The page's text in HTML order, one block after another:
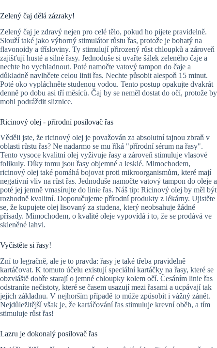
Zelený čaj dělá zázraky!
Zelený čaj je zdravý nejen pro celé tělo, pokud ho pijete pravidelně.
Slouží také jako výborný stimulátor růstu řas, protože je bohatý na
flavonoidy a třísloviny. Ty stimulují přirozený růst chloupků a zároveň
zajišťují husté a silné řasy. Jednoduše si uvařte šálek zeleného čaje a
nechte ho vychladnout. Poté namočte vatový tampon do čaje a
důkladně navlhčete celou linii řas. Nechte působit alespoň 15 minut.
Poté oko vypláchněte studenou vodou. Tento postup opakujte dvakrát
denně po dobu asi tří měsíců. Čaj by se neměl dostat do očí, protože by
mohl podráždit sliznice.
Ricinový olej - přírodní posilovač řas
Věděli jste, že ricinový olej je považován za absolutní tajnou zbraň v
oblasti růstu řas? Ne nadarmo se mu říká "přírodní sérum na řasy".
Tento vysoce kvalitní olej vyživuje řasy a zároveň stimuluje vlasové
folikuly. Díky tomu jsou řasy objemné a lesklé. Mimochodem,
ricinový olej také pomáhá bojovat proti mikroorganismům, které mají
negativní vliv na růst řas. Jednoduše namočte vatový tampon do oleje a
poté jej jemně vmasírujte do linie řas. Náš tip: Ricinový olej by měl být
rozhodně kvalitní. Doporučujeme přírodní produkty z lékárny. Ujistěte
se, že kupujete olej lisovaný za studena, který neobsahuje žádné
přísady. Mimochodem, o kvalitě oleje vypovídá i to, že se prodává ve
skleněné lahvi.
Vyčistěte si řasy!
Zní to legračně, ale je to pravda: řasy je také třeba pravidelně
kartáčovat. K tomuto účelu existují speciální kartáčky na řasy, které se
obzvláště dobře starají o jemné chloupky kolem očí. Česáním linie řas
odstraníte nečistoty, které se časem usazují mezi řasami a ucpávají tak
jejich základnu. V nejhorším případě to může způsobit i vážný zánět.
Nejdůležitější však je, že kartáčování řas stimuluje krevní oběh, a tím
stimuluje růst řas!
Lazru je dokonalý posilovač řas